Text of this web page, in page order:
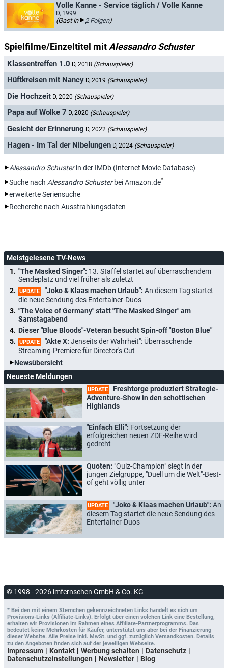
Volle Kanne - Service täglich / Volle Kanne
D, 1999–
(Gast in 2 Folgen)
Spielfilme/Einzeltitel mit Alessandro Schuster
Klassentreffen 1.0 D, 2018 (Schauspieler)
Hüftkreisen mit Nancy D, 2019 (Schauspieler)
Die Hochzeit D, 2020 (Schauspieler)
Papa auf Wolke 7 D, 2020 (Schauspieler)
Gesicht der Erinnerung D, 2022 (Schauspieler)
Hagen - Im Tal der Nibelungen D, 2024 (Schauspieler)
Alessandro Schusterin der IMDb (Internet Movie Database)
Suche nach Alessandro Schusterbei Amazon.de*
erweiterte Seriensuche
Recherche nach Ausstrahlungsdaten
Meistgelesene TV-News
"The Masked Singer": 13. Staffel startet auf überraschendem
Sendeplatz und viel früher als zuletzt
UPDATE "Joko & Klaas machen Urlaub": An diesem Tag startet
die neue Sendung des Entertainer-Duos
"The Voice of Germany" statt "The Masked Singer" am
Samstagabend
Dieser "Blue Bloods"-Veteran besucht Spin-off "Boston Blue"
UPDATE "Akte X: Jenseits der Wahrheit": Überraschende
Streaming-Premiere für Director's Cut
Newsübersicht
Neueste Meldungen
UPDATE
Freshtorge produziert Strategie-
Adventure-Show in den schottischen
Highlands
"Einfach Elli": Fortsetzung der
erfolgreichen neuen ZDF-Reihe wird
gedreht
Quoten: "Quiz-Champion" siegt in der
jungen Zielgruppe, "Duell um die Welt"-Best-
of geht völlig unter
UPDATE "Joko & Klaas machen Urlaub": An
diesem Tag startet die neue Sendung des
Entertainer-Duos
© 1998 - 2026 imfernsehen GmbH & Co. KG
* Bei den mit einem Sternchen gekennzeichneten Links handelt es sich um
Provisions-Links (Affiliate-Links). Erfolgt über einen solchen Link eine Bestellung,
erhalten wir Provisionen im Rahmen eines Affiliate-Partnerprogramms. Das
bedeutet keine Mehrkosten für Käufer, unterstützt uns aber bei der Finanzierung
dieser Website. Alle Preise inkl. MwSt. und ggf. zuzüglich Versandkosten. Details
zu den Angeboten finden sich auf der jeweiligen Webseite.
Impressum Kontakt Werbung schalten
Datenschutz
Datenschutzeinstellungen
Newsletter Blog